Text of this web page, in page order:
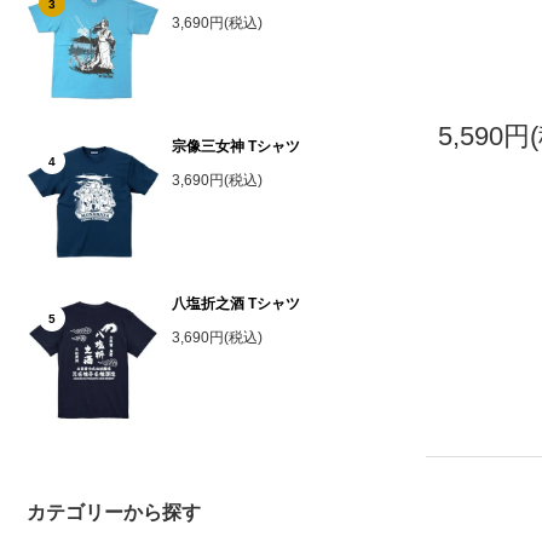
3
3,690円(税込)
4
宗像三女神 Tシャツ
3,690円(税込)
5
八塩折之酒 Tシャツ
3,690円(税込)
カテゴリーから探す
5,590円